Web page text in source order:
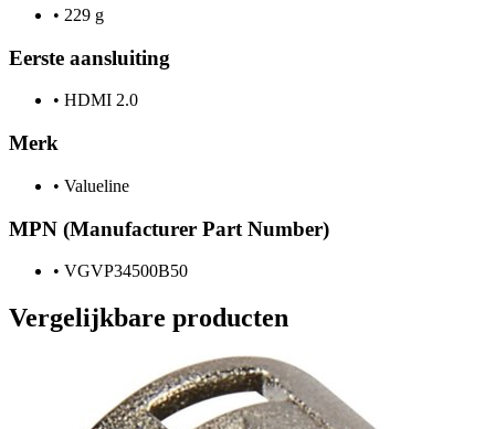
• 229 g
Eerste aansluiting
• HDMI 2.0
Merk
• Valueline
MPN (Manufacturer Part Number)
• VGVP34500B50
Vergelijkbare producten